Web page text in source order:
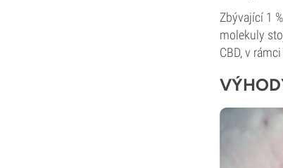
Zbývající 1
molekuly
CBD, v